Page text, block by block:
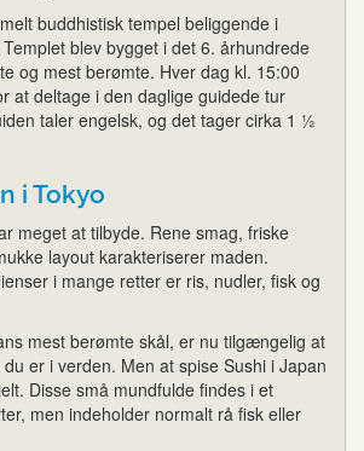
buddhistisk tempel beliggende i
blev bygget i det 6. århundrede
og mest berømte. Hver dag kl. 15:00
at deltage i den daglige guidede tur
taler engelsk, og det tager cirka 1 ½
i Tokyo
meget at tilbyde. Rene smag, friske
layout karakteriserer maden.
i mange retter er ris, nudler, fisk og
mest berømte skål, er nu tilgængelig at
er i verden. Men at spise Sushi i Japan
Disse små mundfulde findes i et
men indeholder normalt rå fisk eller